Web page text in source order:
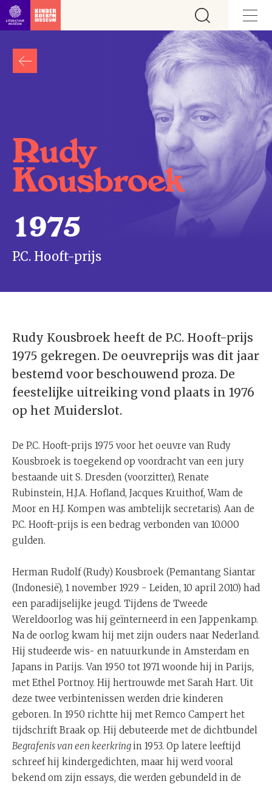
Ga direct naar inhoud
Rudy
Kousbroek
1975
P.C. Hooft-prijs
Rudy Kousbroek heeft de P.C. Hooft-prijs
1975 gekregen. De oeuvreprijs was dit jaar
bestemd voor beschouwend proza. De
feestelijke uitreiking vond plaats in 1976
op het Muiderslot.
De P.C. Hooft-prijs 1975 voor het oeuvre van Rudy
Kousbroek is toegekend op voordracht van een jury
bestaande uit S. Dresden (voorzitter), Renate
Rubinstein, H.J.A. Hofland, Jacques Kruithof, Wam de
Moor en H.J. Kompen was ambtelijk secretaris). Aan de
P.C. Hooft-prijs is een bedrag verbonden van 10.000
gulden.
Herman Rudolf (Rudy) Kousbroek (Pemantang Siantar
(Indonesië), 1 november 1929 - Leiden, 10 april 2010) had
een paradijselijke jeugd. Tijdens de Tweede
Wereldoorlog was hij geïnterneerd in een Jappenkamp.
Na de oorlog kwam hij met zijn ouders naar Nederland.
Hij studeerde wis- en natuurkunde in Amsterdam en
Japans in Parijs. Van 1950 tot 1971 woonde hij in Parijs,
met Ethel Portnoy. Hij hertrouwde met Sarah Hart. Uit
deze twee verbintenissen werden drie kinderen
geboren. In 1950 richtte hij met Remco Campert het
tijdschrift Braak op. Hij debuteerde met de dichtbundel
Begrafenis van een keerkringin 1953. Op latere leeftijd
schreef hij kindergedichten, maar hij werd vooral
bekend om zijn essays, die werden gebundeld in de